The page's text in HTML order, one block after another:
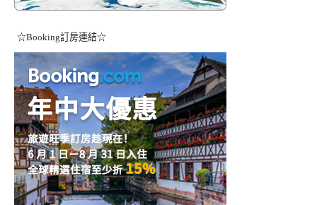
☆Booking訂房連結☆